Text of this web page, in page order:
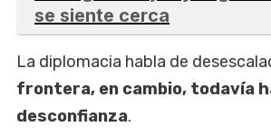
se siente cerca
La diplomacia habla de
frontera, en cambio, todavía
desconfianza.